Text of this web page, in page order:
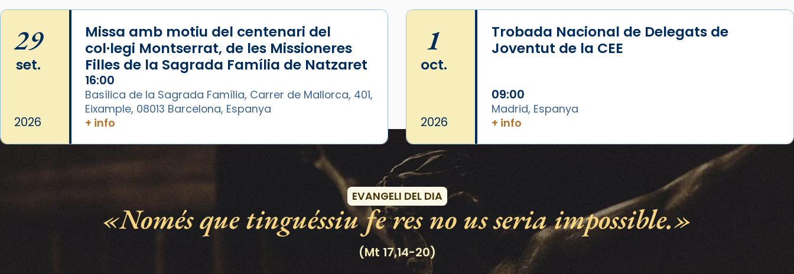
Photo
View on Facebook · Share
Arquebisbat de Barcelona
2 weeks ago
«Avui les santes Juliana i
Semproniana ens ajuden a alçar
la mirada»
Mons. Sergi Gordo, bisbe de
Tortosa, ha presidit aquest 27 de
juliol la missa de Les Santes de
Mataró.
tinyurl.com/cvu5jmbk
29
set.
2026
Missa amb motiu del centenari del
col·legi Montserrat, de les Missioneres
Filles de la Sagrada Família de Natzaret
16:00
Basílica de la Sagrada Família, Carrer de Mallorca, 401,
Eixample, 08013 Barcelona, Espanya
+ info
1
oct.
2026
Trobada Nacional de Delegats de
Joventut de la CEE
09:00
Madrid, Espanya
+ info
Esdeveniments
EVANGELI DEL DIA
Només que tinguéssiu fe res no us seria impossible.
(Mt 17,14-20)